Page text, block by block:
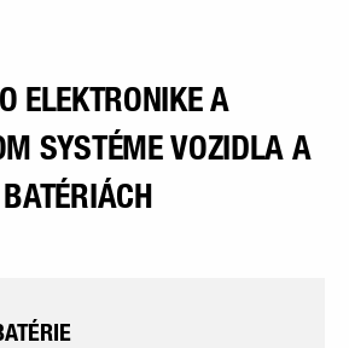
ELEKTRONIKE A
SYSTÉME VOZIDLA A
BATÉRIÁCH